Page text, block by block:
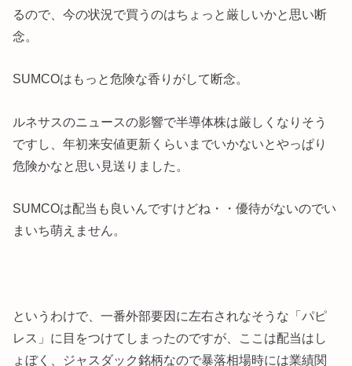
るので、今の状況で買うのはちょっと厳しいかと思い断
念。
SUMCOはもっと危険な香りがして断念。
ルネサスのニュースの影響で半導体株は厳しくなりそう
ですし、年初来安値更新くらいまでいかないとやっぱり
危険かなと思い見送りました。
SUMCOは配当も良いんですけどね・・優待がないのでい
まいち萌えません。
というわけで、一番外部要因に左右されなそうな「パピ
レス」に目をつけてしまったのですが、ここは配当はし
ょぼく、ジャスダック銘柄なので暴落相場時には業績関